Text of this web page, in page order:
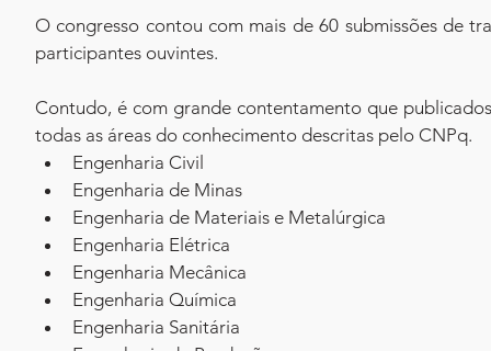
O congresso contou com mais de 60 submissões de
participantes ouvintes.
Contudo, é com grande contentamento que
todas as áreas do conhecimento descritas pelo CNPq.
Engenharia Civil
Engenharia de Minas
Engenharia de Materiais e Metalúrgica
Engenharia Elétrica
Engenharia Mecânica
Engenharia Química
Engenharia Sanitária